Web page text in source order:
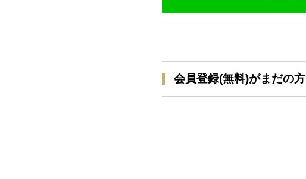
会員登録(無料)がまだの方